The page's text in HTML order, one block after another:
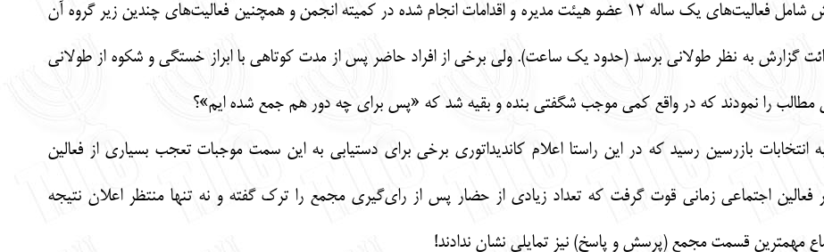
کلیمیان نمودم. از آنجا که این گزارش شامل فعالیت‌های یک ساله 12 عضو هیئت مدیره و اقدامات انجام شده در کمیته انجمن و همچنین فعالیت‌های چندین زیر گروه آن
گزارش به نظر طولانی برسد (حدود یک ساعت). ولی برخی از افراد حاضر پس از مدت کوتاهی با ابراز خستگی و شکوه از طولانی
را نمودند که در واقع کمی موجب شگفتی بنده و بقیه شد که «پس برای چه دور هم جمع شده ایم»؟
بازرسین رسید که در این راستا اعلام کاندیداتوری برخی برای دستیابی به این سمت موجبات تعجب بسیاری از فعالین
فعالین اجتماعی زمانی قوت گرفت که تعداد زیادی از حضار پس از رای‌گیری مجمع را ترک گفته و نه تنها منتظر اعلان نتیجه
مهمترین قسمت مجمع (پرسش و پاسخ) نیز تمایلی نشان ندادند!